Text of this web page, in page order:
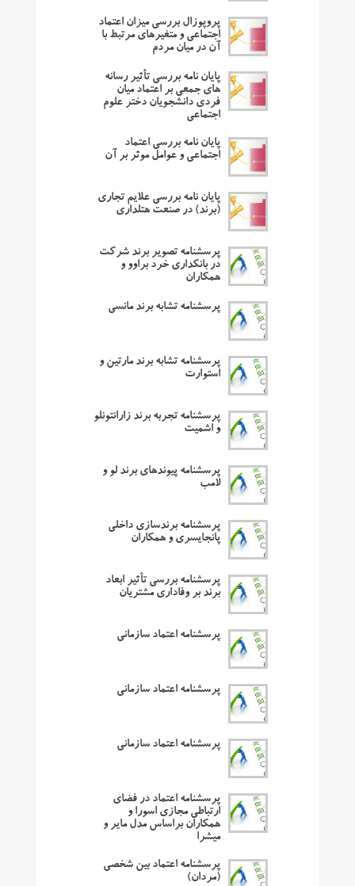
پروپوزال بررسی میزان اعتماد
اجتماعی و متغیرهای مرتبط با
آن در میان مردم
پایان نامه بررسی تأثیر رسانه
های جمعی بر اعتماد میان
فردی دانشجویان دختر علوم
اجتماعی
پایان نامه بررسی اعتماد
اجتماعی و عوامل موثر بر آن
پایان نامه بررسی علایم تجاری
(برند) در صنعت هتلداری
پرسشنامه تصویر برند شرکت
در بانکداری خرد براوو و
همکاران
پرسشنامه تشابه برند مانسی
پرسشنامه تشابه برند مارتین و
استوارت
پرسشنامه تجربه برند زارانتونلو
و اشمیت
پرسشنامه پیوندهای برند لو و
لامب
پرسشنامه برندسازی داخلی
پانجایسری و همکاران
پرسشنامه بررسی تأثیر ابعاد
برند بر وفاداری مشتریان
پرسشنامه اعتماد سازمانی
پرسشنامه اعتماد سازمانی
پرسشنامه اعتماد سازمانی
پرسشنامه اعتماد در فضای
ارتباطی مجازی اسورا و
همکاران براساس مدل مایر و
میشرا
پرسشنامه اعتماد بین شخصی
(مردان)